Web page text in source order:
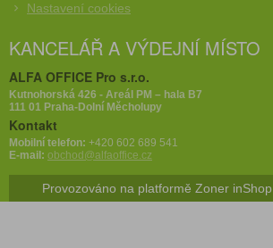
Nastavení cookies
KANCELÁŘ A VÝDEJNÍ MÍSTO
ALFA OFFICE Pro s.r.o.
Kutnohorská 426 - Areál PM – hala B7
111 01 Praha-Dolní Měcholupy
Kontakt
Mobilní telefon: +420 602 689 541
E-mail: obchod@alfaoffice.cz
Provozováno na platformě Zoner inShop